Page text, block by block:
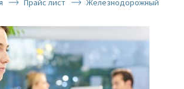
Прайс лист Железнодорожный